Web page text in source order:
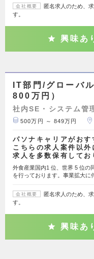
会社概要
匿名求人のため、
す。
興味あ
IT部門/グローバ
800万円）
社内SE・システム管
500万円 ～ 849万円
パソナキャリアがおす
こちらの求人案件以外
求人を多数保有して
外食産業国内1 位、世界 5 位の
を行っております。事業拡大に
会社概要
匿名求人のため、
す。
興味あ